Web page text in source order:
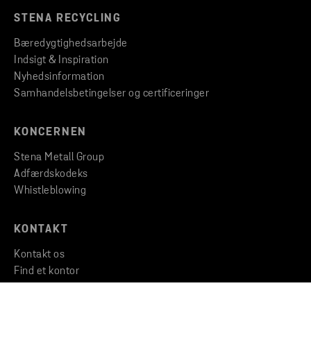
STENA RECYCLING
Bæredygtighedsarbejde
Indsigt & Inspiration
Nyhedsinformation
Samhandelsbetingelser og certificeringer
KONCERNEN
Stena Metall Group
Adfærdskodeks
Whistleblowing
KONTAKT
Kontakt os
Find et kontor